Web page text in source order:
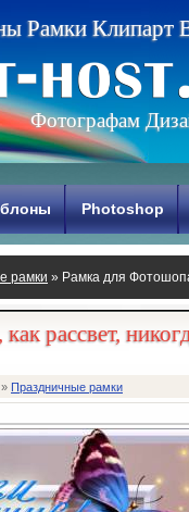
ы Рамки Клипарт
Фотографам
Photoshop
рамки » Рамка для
рассвет,
» Праздничные рамки